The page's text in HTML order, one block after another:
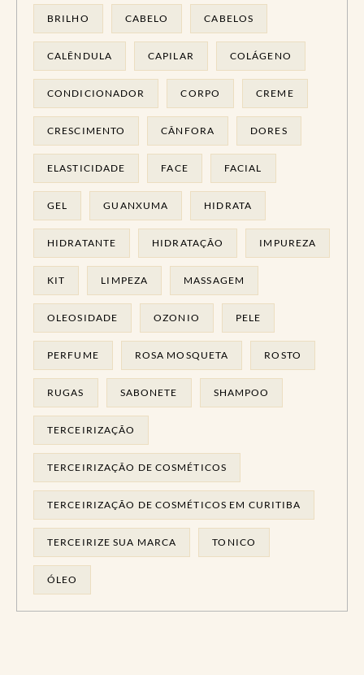
BRILHO CABELO CABELOS
CALÊNDULA CAPILAR COLÁGENO
CONDICIONADOR CORPO CREME
CRESCIMENTO CÂNFORA DORES
ELASTICIDADE FACE FACIAL
GEL GUANXUMA HIDRATA
HIDRATANTE HIDRATAÇÃO IMPUREZA
KIT LIMPEZA MASSAGEM
OLEOSIDADE OZONIO PELE
PERFUME ROSA MOSQUETA ROSTO
RUGAS SABONETE SHAMPOO
TERCEIRIZAÇÃO
TERCEIRIZAÇÃO DE COSMÉTICOS
TERCEIRIZAÇÃO DE COSMÉTICOS EM CURITIBA
TERCEIRIZE SUA MARCA TONICO
ÓLEO